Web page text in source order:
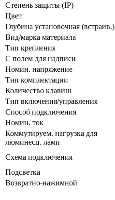
Степень защиты (IP)
Цвет
Глубина установочная (встраив.)
Вид/марка материала
Тип крепления
С полем для надписи
Номин. напряжение
Тип комплектации
Количество клавиш
Тип включения/управления
Способ подключения
Номин. ток
Коммутируем. нагрузка для
люминесц. ламп
Схема подключения
Подсветка
Возвратно-нажимной